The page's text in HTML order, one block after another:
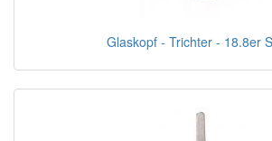
Glaskopf - Trichter - 18.8er